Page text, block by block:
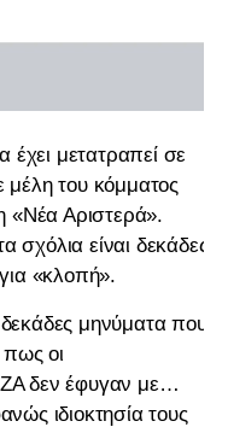
έχει μετατραπεί σε
του κόμματος
«Νέα Αριστερά».
σχόλια είναι δεκάδες
«κλοπή».
μηνύματα που
πως οι
δεν έφυγαν με…
ιδιοκτησία τους